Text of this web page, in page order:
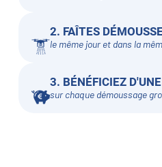
2. FAÎTES
le même jour et dans la
3. BÉNÉFICIEZ
sur chaque démoussage